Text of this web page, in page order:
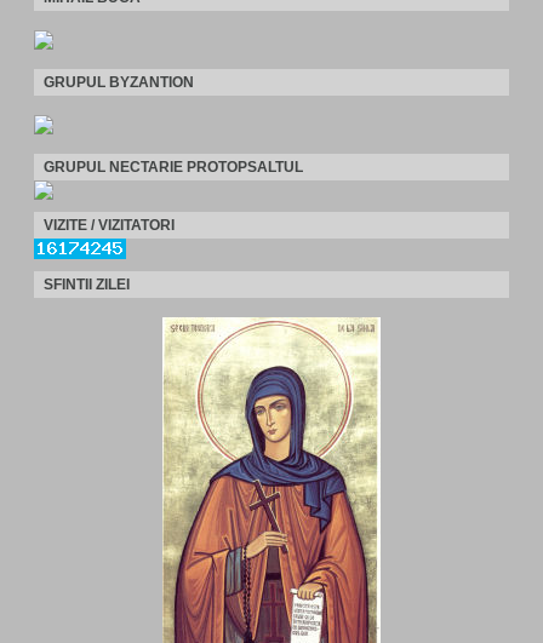
GRUPUL BYZANTION
GRUPUL NECTARIE PROTOPSALTUL
VIZITE / VIZITATORI
SFINTII ZILEI